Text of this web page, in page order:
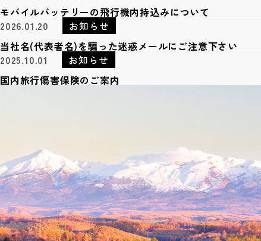
モバイルバッテリーの飛行機内持込みについて
2026.01.20
お知らせ
当社名(代表者名)を騙った迷惑メールにご注意下さい
2025.10.01
お知らせ
国内旅行傷害保険のご案内
( Order-made Tour )